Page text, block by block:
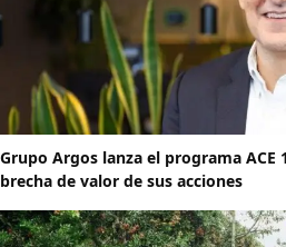
Grupo Argos lanza el programa ACE
brecha de valor de sus acciones